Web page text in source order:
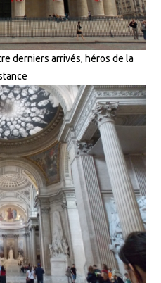
derniers arrivés, héros de la